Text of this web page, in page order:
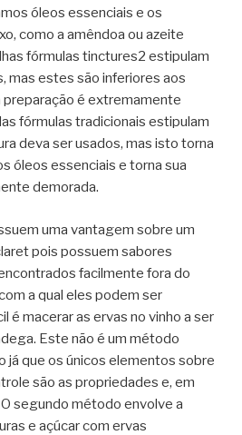
óleos essenciais e os
como a amêndoa ou azeite
fórmulas tinctures2 estipulam
mas estes são inferiores aos
preparação é extremamente
fórmulas tradicionais estipulam
deva ser usados, mas isto torna
óleos essenciais e torna sua
demorada.
uma vantagem sobre um
pois possuem sabores
facilmente fora do
a qual eles podem ser
é macerar as ervas no vinho a ser
Este não é um método
que os únicos elementos sobre
são as propriedades e, em
segundo método envolve a
e açúcar com ervas